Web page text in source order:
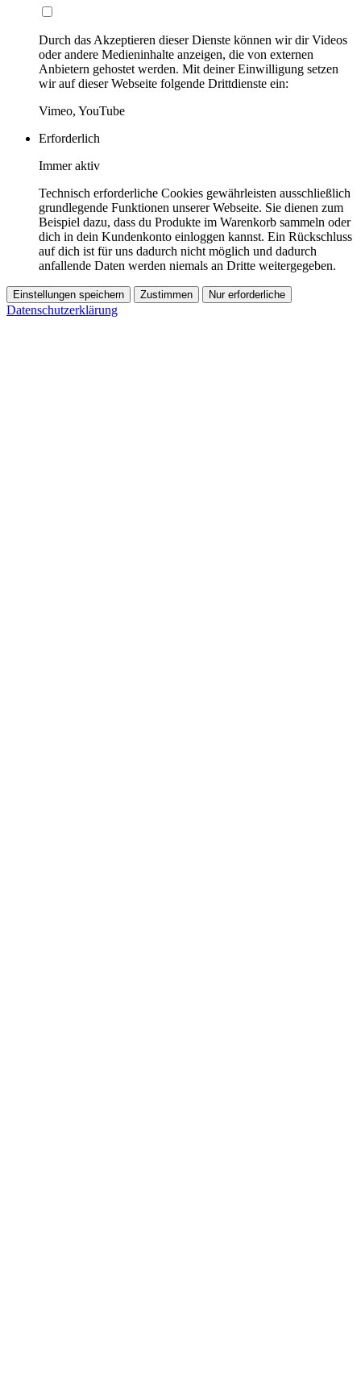
Durch das Akzeptieren dieser Dienste können wir dir Videos
oder andere Medieninhalte anzeigen, die von externen
Anbietern gehostet werden. Mit deiner Einwilligung setzen
wir auf dieser Webseite folgende Drittdienste ein:
Vimeo, YouTube
Erforderlich
Immer aktiv
Technisch erforderliche Cookies gewährleisten ausschließlich
grundlegende Funktionen unserer Webseite. Sie dienen zum
Beispiel dazu, dass du Produkte im Warenkorb sammeln oder
dich in dein Kundenkonto einloggen kannst. Ein Rückschluss
auf dich ist für uns dadurch nicht möglich und dadurch
anfallende Daten werden niemals an Dritte weitergegeben.
Einstellungen speichern Zustimmen Nur erforderliche
Datenschutzerklärung